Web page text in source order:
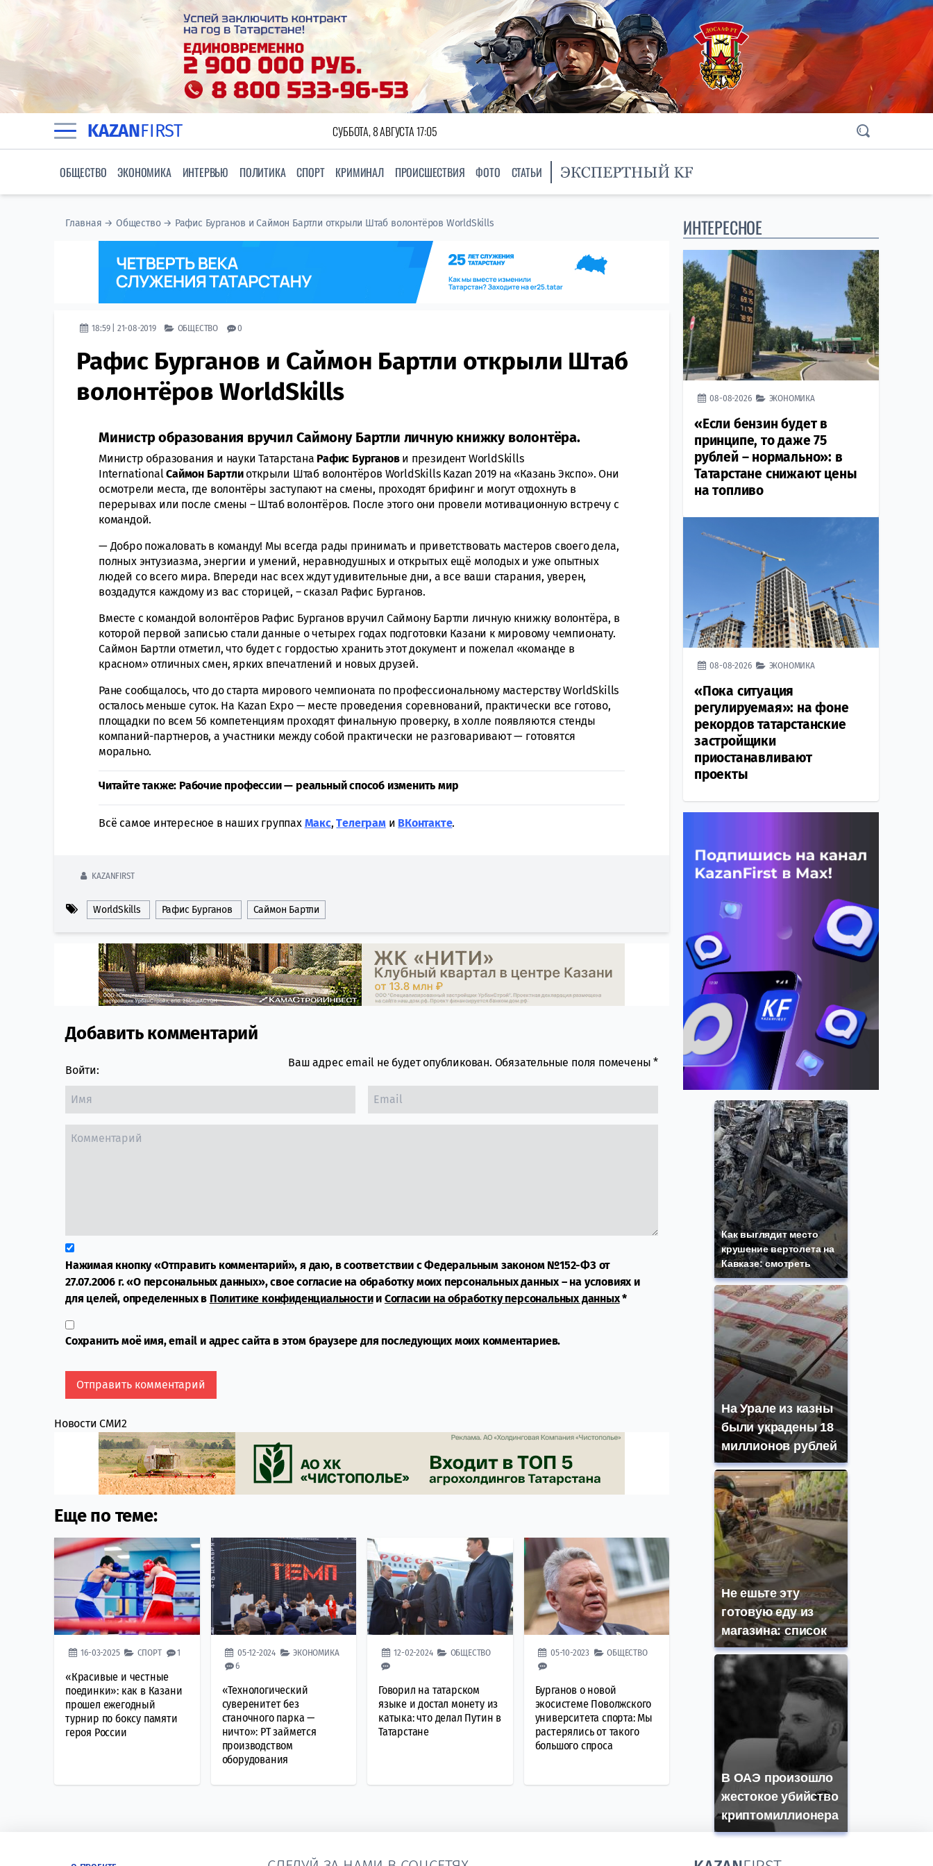
KAZANFIRST СУББОТА, 8 АВГУСТА 17:05
ОБЩЕСТВО ЭКОНОМИКА ИНТЕРВЬЮ ПОЛИТИКА СПОРТ КРИМИНАЛ ПРОИСШЕСТВИЯ ФОТО СТАТЬИ
Главная →Общество→ Рафис Бурганов и Саймон Бартли открыли Штаб волонтёров WorldSkills
18:59 | 21-08-2019 ОБЩЕСТВО 0
Рафис Бурганов и Саймон Бартли открыли Штаб
волонтёров WorldSkills
Министр образования вручил Саймону Бартли личную книжку волонтёра.
Министр образования и науки Татарстана Рафис Бурганови президент WorldSkills
InternationalСаймон Бартлиоткрыли Штаб волонтёров WorldSkills Kazan 2019 на «Казань Экспо». Они
осмотрели места, где волонтёры заступают на смены, проходят брифинг и могут отдохнуть в
перерывах или после смены – Штаб волонтёров. После этого они провели мотивационную встречу с
командой.
— Добро пожаловать в команду! Мы всегда рады принимать и приветствовать мастеров своего дела,
полных энтузиазма, энергии и умений, неравнодушных и открытых ещё молодых и уже опытных
людей со всего мира. Впереди нас всех ждут удивительные дни, а все ваши старания, уверен,
воздадутся каждому из вас сторицей, – сказал Рафис Бурганов.
Вместе с командой волонтёров Рафис Бурганов вручил Саймону Бартли личную книжку волонтёра, в
которой первой записью стали данные о четырех годах подготовки Казани к мировому чемпионату.
Саймон Бартли отметил, что будет с гордостью хранить этот документ и пожелал «команде в
красном» отличных смен, ярких впечатлений и новых друзей.
Ране сообщалось, что до старта мирового чемпионата по профессиональному мастерству WorldSkills
осталось меньше суток. На Kazan Expo — месте проведения соревнований, практически все готово,
площадки по всем 56 компетенциям проходят финальную проверку, в холле появляются стенды
компаний-партнеров, а участники между собой практически не разговаривают — готовятся
морально.
Читайте также: Рабочие профессии — реальный способ изменить мир
Всё самое интересное в наших группах Макс,Tелеграми ВКонтакте.
KAZANFIRST
WorldSkills Рафис Бурганов Саймон Бартли
Comment section
Добавить комментарий
Войти:
Ваш адрес email не будет опубликован. Обязательные поля помечены*
Нажимая кнопку «Отправить комментарий», я даю, в соответствии с Федеральным законом №152-ФЗ от
27.07.2006 г. «О персональных данных», свое согласие на обработку моих персональных данных – на условиях и
для целей, определенных в Политике конфиденциальностии Согласии на обработку персональных данных*
Сохранить моё имя, email и адрес сайта в этом браузере для последующих моих комментариев.
Новости СМИ2
Еще по теме:
16-03-2025 СПОРТ 1
«Красивые и честные
поединки»: как в Казани
прошел ежегодный
турнир по боксу памяти
героя России
05-12-2024
ЭКОНОМИКА
6
«Технологический
суверенитет без
станочного парка —
ничто»: РТ займется
производством
оборудования
12-02-2024 ОБЩЕСТВО
Говорил на татарском
языке и достал монету из
катыка: что делал Путин в
Татарстане
05-10-2023 ОБЩЕСТВО
Бурганов о новой
экосистеме Поволжского
университета спорта: Мы
растерялись от такого
большого спроса
ИНТЕРЕСНОЕ
08-08-2026 ЭКОНОМИКА
«Если бензин будет в
принципе, то даже 75
рублей – нормально»: в
Татарстане снижают цены
на топливо
08-08-2026 ЭКОНОМИКА
«Пока ситуация
регулируемая»: на фоне
рекордов татарстанские
застройщики
приостанавливают
проекты
Как выглядит место
крушение вертолета на
Кавказе: смотреть
На Урале из казны
были украдены 18
миллионов рублей
Не ешьте эту
готовую еду из
магазина: список
В ОАЭ произошло
жестокое убийство
криптомиллионера